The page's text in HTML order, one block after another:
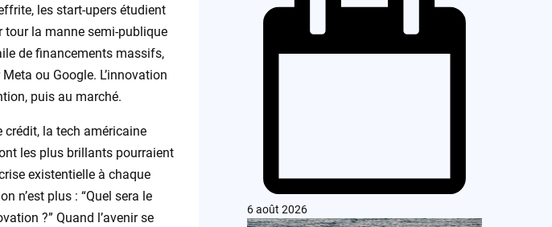
les start-upers étudient
tour la manne semi-publique
de financements massifs,
ou Google. L’innovation
puis au marché.
crédit, la tech américaine
les plus brillants pourraient
existentielle à chaque
n’est plus : “Quel sera le
?” Quand l’avenir se
6 août 2026